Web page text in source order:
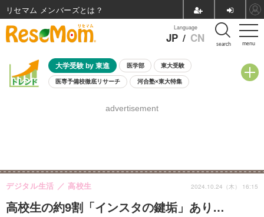
menu
Language
JP / CN search
大学受験 by 東進 医学部 東大受験
医専予備校徹底リサーチ 河合塾×東大特集
8月開催学校説明会・相談会
advertisement
高校生の約9割「インスタの鍵垢」あり…
デジタル生活 高校生 2024.10.24（木） 16:15
リセマム メンバーズ